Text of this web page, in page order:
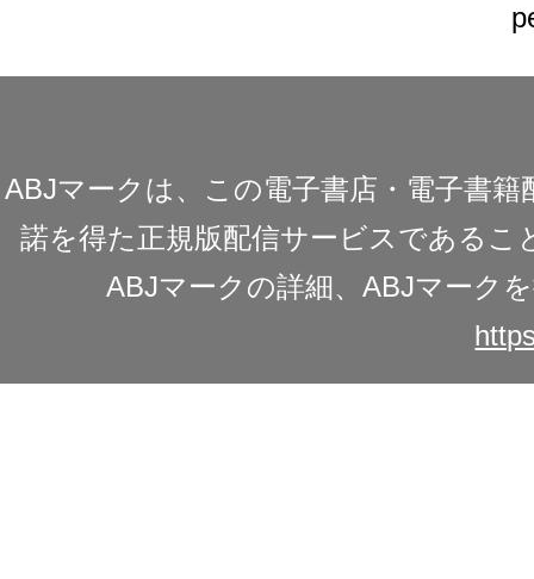
ABJマークは、この電子書店・電子書
諾を得た正規版配信サービスであるこ
ABJマークの詳細、ABJマーク